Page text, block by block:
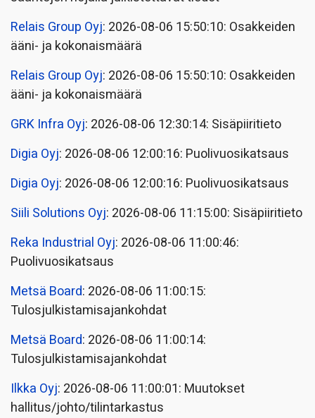
Relais Group Oyj: 2026-08-06 15:50:10: Osakkeiden
ääni- ja kokonaismäärä
Relais Group Oyj: 2026-08-06 15:50:10: Osakkeiden
ääni- ja kokonaismäärä
GRK Infra Oyj: 2026-08-06 12:30:14: Sisäpiiritieto
Digia Oyj: 2026-08-06 12:00:16: Puolivuosikatsaus
Digia Oyj: 2026-08-06 12:00:16: Puolivuosikatsaus
Siili Solutions Oyj: 2026-08-06 11:15:00: Sisäpiiritieto
Reka Industrial Oyj: 2026-08-06 11:00:46:
Puolivuosikatsaus
Metsä Board: 2026-08-06 11:00:15:
Tulosjulkistamisajankohdat
Metsä Board: 2026-08-06 11:00:14:
Tulosjulkistamisajankohdat
Ilkka Oyj: 2026-08-06 11:00:01: Muutokset
hallitus/johto/tilintarkastus